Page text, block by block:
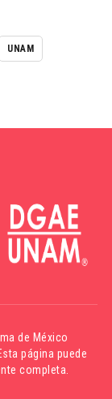
UNAM
de México
página puede
completa.